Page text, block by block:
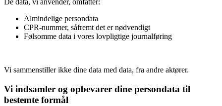
De data, vi anvender, omfatter:
Almindelige persondata
CPR-nummer, såfremt det er nødvendigt
Følsomme data i vores lovpligtige journalføring
Vi sammenstiller ikke dine data med data, fra andre aktører.
Vi indsamler og opbevarer dine persondata til
bestemte formål